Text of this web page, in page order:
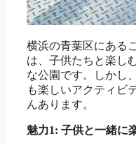
横浜の青葉区にある
は、子供たちと楽し
な公園です。しかし
も楽しいアクティビ
んあります。
魅力1: 子供と一緒に